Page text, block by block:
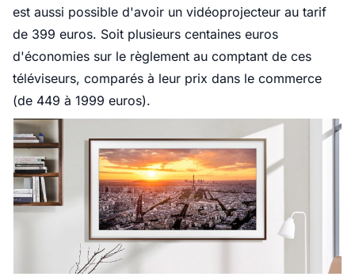
est aussi possible d'avoir un vidéoprojecteur au tarif
de 399 euros. Soit plusieurs centaines euros
d'économies sur le règlement au comptant de ces
téléviseurs, comparés à leur prix dans le commerce
(de 449 à 1999 euros).